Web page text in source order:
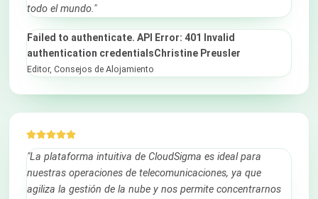
todo el mundo."
Failed to authenticate. API Error: 401 Invalid
authentication credentialsChristine Preusler
Editor, Consejos de Alojamiento
"La plataforma intuitiva de CloudSigma es ideal para
nuestras operaciones de telecomunicaciones, ya que
agiliza la gestión de la nube y nos permite concentrarnos